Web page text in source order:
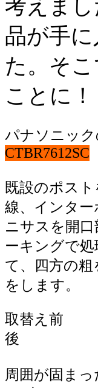
考えま
品が手
た。そ
ことに！
パナソニッ
CTBR7612SC
既設のポス
線、インタ
ニサスを開
ーキングで
て、四方の粗
をします。
取替
後
周囲が固ま